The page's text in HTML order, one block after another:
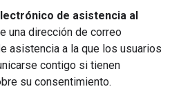
de asistencia al
una dirección de correo
asistencia a la que los usuarios
contigo si tienen
su consentimiento.